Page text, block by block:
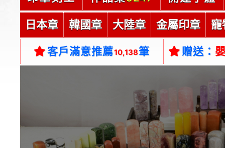
日本章 韓國章 大陸章 金屬印章 寵
客戶滿意推薦10,138筆 贈送：